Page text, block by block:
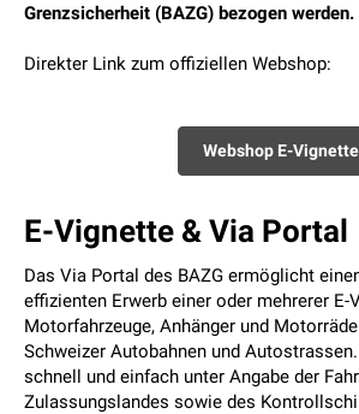
Grenzsicherheit (BAZG) bezogen werden.
Direkter Link zum offiziellen Webshop:
Webshop E-Vignette
E-Vignette & Via Portal
Das Via Portal des BAZG ermöglicht
effizienten Erwerb einer oder mehrerer E-
Motorfahrzeuge, Anhänger und
Schweizer Autobahnen und
schnell und einfach unter Angabe der
Zulassungslandes sowie des